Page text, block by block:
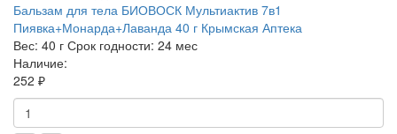
Бальзам для тела БИОВОСК Мультиактив 7в1
Пиявка+Монарда+Лаванда 40 г Крымская Аптека
Вес: 40 г Срок годности: 24 мес
Наличие:
252 ₽